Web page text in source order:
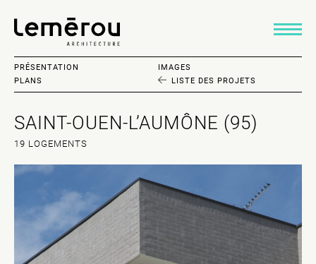
PRÉSENTATION
IMAGES
PLANS
LISTE DES PROJETS
SAINT-OUEN-L’AUMÔNE (95)
19 LOGEMENTS